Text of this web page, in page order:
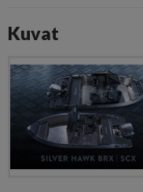
Kuvat